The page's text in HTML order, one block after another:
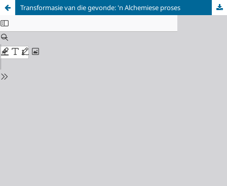
Transformasie van die gevonde: 'n Alchemiese proses